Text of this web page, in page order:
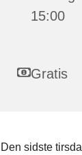
15:00
Gratis
Den sidste